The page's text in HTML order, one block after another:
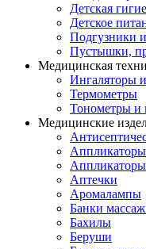
Детская
Детское
Подгузники
Пустышки,
Медицинская
Ингаляторы
Термометры
Тонометры и
Медицинские
Аппликаторы
Аптечки
Аромалампы
Банки
Бахилы
Беруши